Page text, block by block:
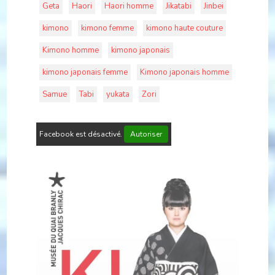
Geta
Haori Haori homme Jikatabi
Jinbei
kimono
kimono femme
kimono haute couture
Kimono homme
kimono japonais
kimono japonais femme
Kimono japonais homme
Samue
Tabi yukata Zori
Facebook est désactivé. Autoriser